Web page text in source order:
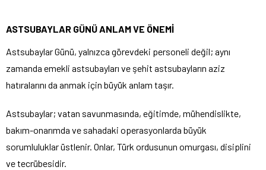
ASTSUBAYLAR GÜNÜ ANLAM VE ÖNEMİ
Astsubaylar Günü, yalnızca görevdeki personeli değil; aynı
zamanda emekli astsubayları ve şehit astsubayların aziz
hatıralarını da anmak için büyük anlam taşır.
Astsubaylar; vatan savunmasında, eğitimde, mühendislikte,
bakım-onarımda ve sahadaki operasyonlarda büyük
sorumluluklar üstlenir. Onlar, Türk ordusunun omurgası, disiplini
ve tecrübesidir.